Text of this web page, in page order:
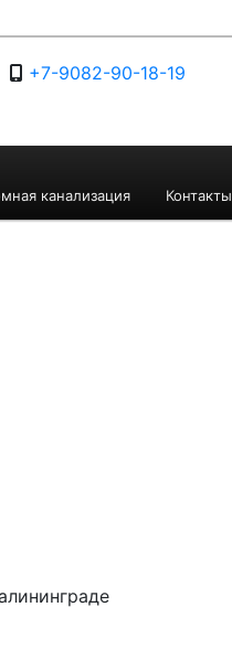
+7-9082-90-18-19
канализация Контакты